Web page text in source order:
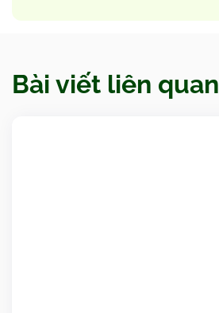
Bài viết liên quan